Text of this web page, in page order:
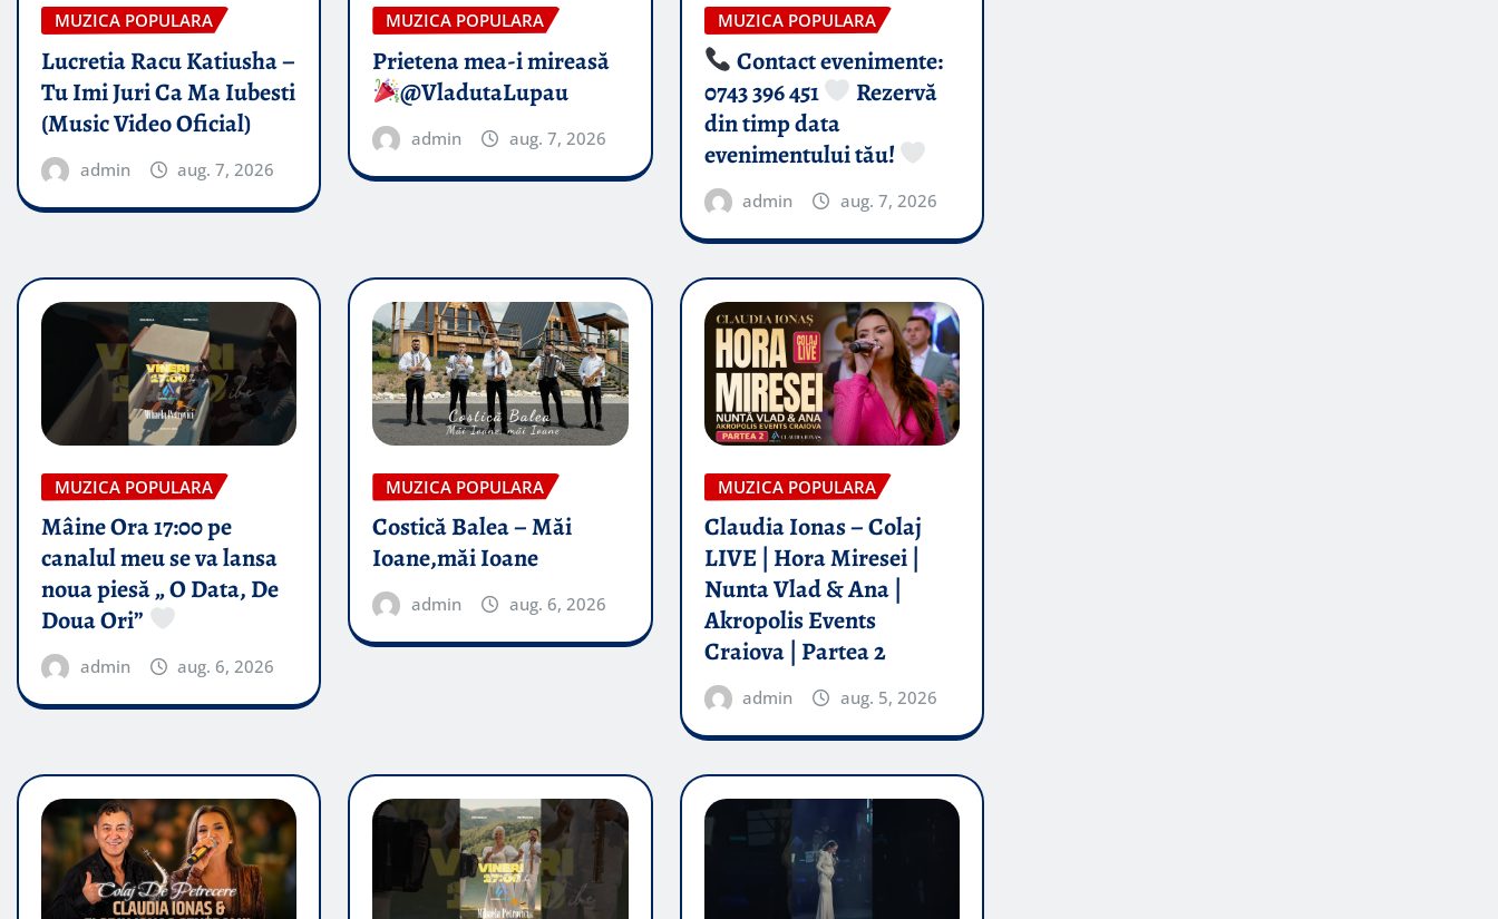
MUZICA POPULARA
Lucretia Racu Katiusha –
Tu Imi Juri Ca Ma Iubesti
(Music Video Oficial)
admin aug. 7, 2026
MUZICA POPULARA
Prietena mea-i mireasă​
@VladutaLupau
admin aug. 7, 2026
MUZICA POPULARA
Contact evenimente:
0743 396 451
Rezervă
din timp data
evenimentului tău!
admin aug. 7, 2026
MUZICA POPULARA
Mâine Ora 17:00 pe
canalul meu se va lansa
noua piesă „ O Data, De
Doua Ori”
admin aug. 6, 2026
MUZICA POPULARA
Costică Balea – Măi
Ioane,măi Ioane
admin aug. 6, 2026
MUZICA POPULARA
Claudia Ionas – Colaj
LIVE | Hora Miresei |
Nunta Vlad & Ana |
Akropolis Events
Craiova | Partea 2
admin aug. 5, 2026